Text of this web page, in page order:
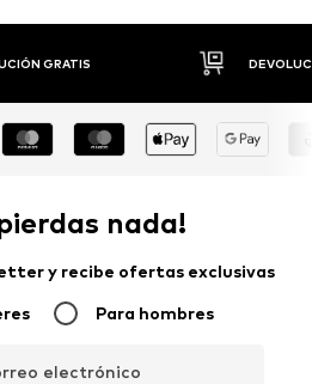
30 DÍAS
nada!
y recibe ofertas exclusivas
Para hombres
electrónico